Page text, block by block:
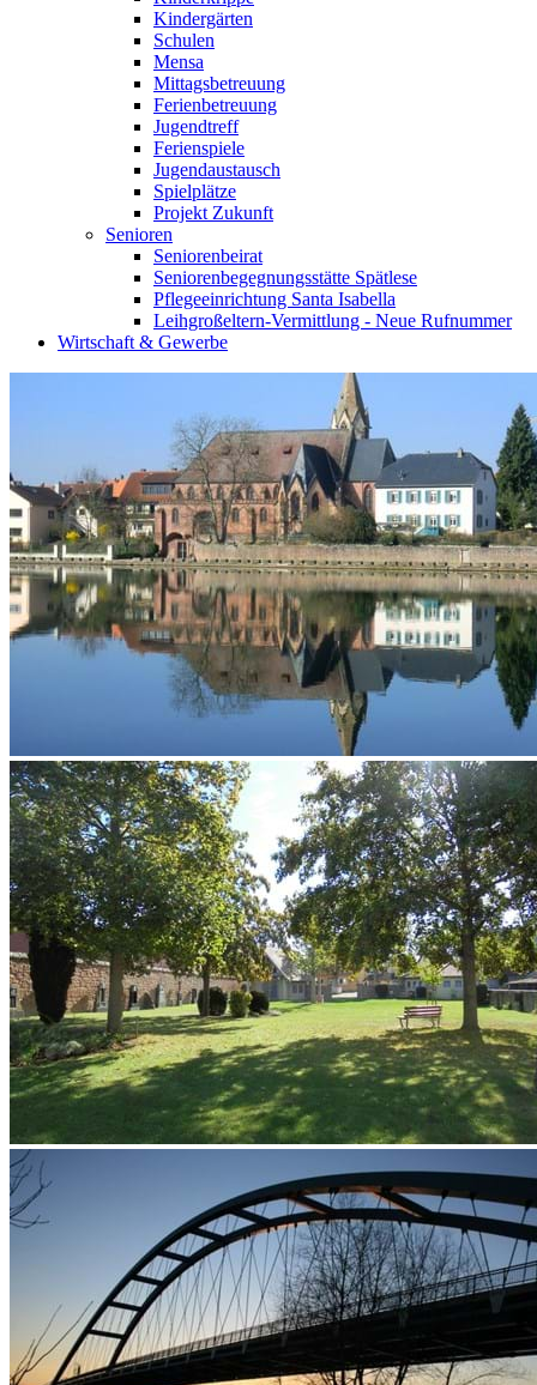
Kindergärten
Schulen
Mensa
Mittagsbetreuung
Ferienbetreuung
Jugendtreff
Ferienspiele
Jugendaustausch
Spielplätze
Projekt Zukunft
Senioren
Seniorenbeirat
Seniorenbegegnungsstätte Spätlese
Pflegeeinrichtung Santa Isabella
Leihgroßeltern-Vermittlung - Neue Rufnummer
Wirtschaft & Gewerbe